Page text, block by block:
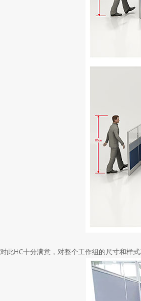
对此HC十分满意，对整个工作组的尺寸和样